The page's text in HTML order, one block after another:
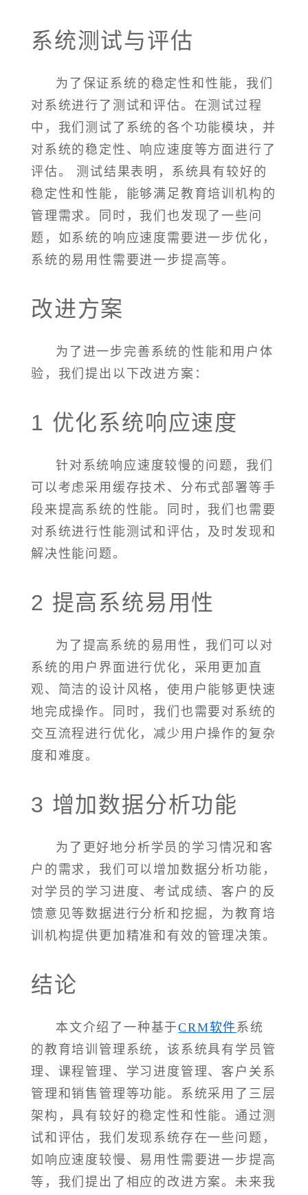
系统测试与评估
为了保证系统的稳定性和性能，我们
对系统进行了测试和评估。在测试过程
中，我们测试了系统的各个功能模块，并
对系统的稳定性、响应速度等方面进行了
评估。 测试结果表明，系统具有较好的
稳定性和性能，能够满足教育培训机构的
管理需求。同时，我们也发现了一些问
题，如系统的响应速度需要进一步优化，
系统的易用性需要进一步提高等。
改进方案
为了进一步完善系统的性能和用户体
验，我们提出以下改进方案：
1 优化系统响应速度
针对系统响应速度较慢的问题，我们
可以考虑采用缓存技术、分布式部署等手
段来提高系统的性能。同时，我们也需要
对系统进行性能测试和评估，及时发现和
解决性能问题。
2 提高系统易用性
为了提高系统的易用性，我们可以对
系统的用户界面进行优化，采用更加直
观、简洁的设计风格，使用户能够更快速
地完成操作。同时，我们也需要对系统的
交互流程进行优化，减少用户操作的复杂
度和难度。
3 增加数据分析功能
为了更好地分析学员的学习情况和客
户的需求，我们可以增加数据分析功能，
对学员的学习进度、考试成绩、客户的反
馈意见等数据进行分析和挖掘，为教育培
训机构提供更加精准和有效的管理决策。
结论
本文介绍了一种基于CRM软件 系统
的教育培训管理系统，该系统具有学员管
理、课程管理、学习进度管理、客户关系
管理和销售管理等功能。系统采用了三层
架构，具有较好的稳定性和性能。通过测
试和评估，我们发现系统存在一些问题，
如响应速度较慢、易用性需要进一步提高
等，我们提出了相应的改进方案。未来我